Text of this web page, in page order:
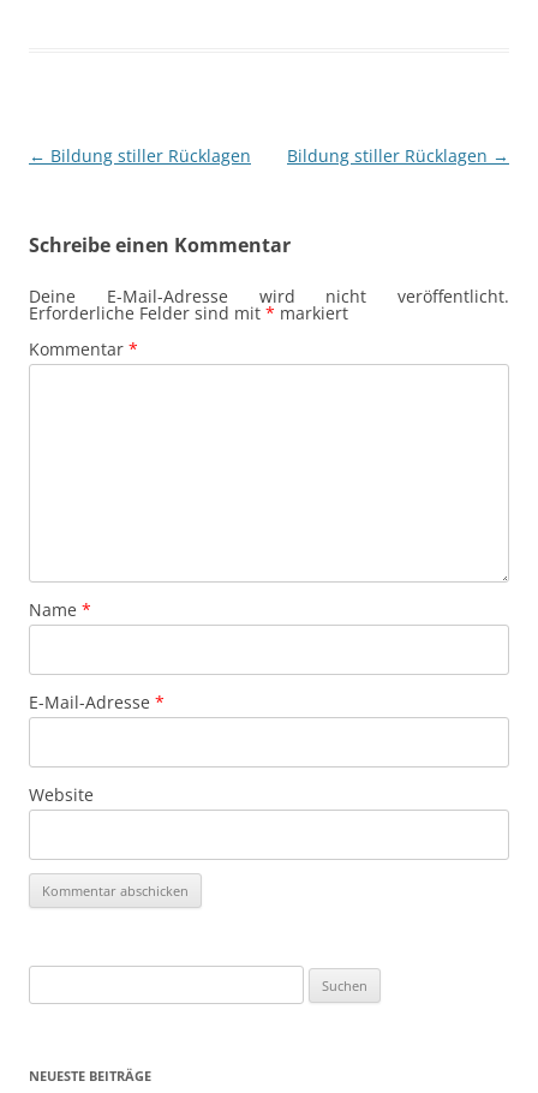
Beitragsnavigation
← Bildung stiller Rücklagen Bildung stiller Rücklagen →
Schreibe einen Kommentar
Deine E-Mail-Adresse wird nicht veröffentlicht.
Erforderliche Felder sind mit * markiert
Kommentar *
Name *
E-Mail-Adresse *
Website
nach:
NEUESTE BEITRÄGE